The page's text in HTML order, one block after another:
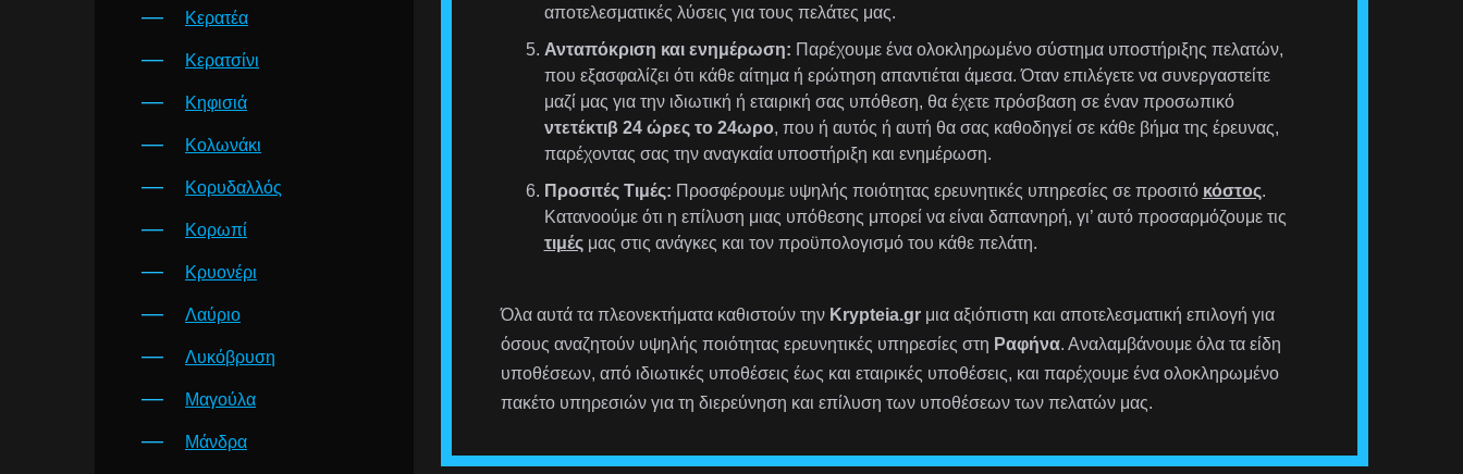
Κερατέα
Κερατσίνι
Κηφισιά
Κολωνάκι
Κορυδαλλός
Κορωπί
Κρυονέρι
Λαύριο
Λυκόβρυση
Μαγούλα
Μάνδρα
αποτελεσματικές λύσεις για τους πελάτες μας.
Ανταπόκριση και ενημέρωση: Παρέχουμε ένα ολοκληρωμένο σύστημα υποστήριξης πελατών,
που εξασφαλίζει ότι κάθε αίτημα ή ερώτηση απαντιέται άμεσα. Όταν επιλέγετε να συνεργαστείτε
μαζί μας για την ιδιωτική ή εταιρική σας υπόθεση, θα έχετε πρόσβαση σε έναν προσωπικό
ντετέκτιβ 24 ώρες το 24ωρο, που ή αυτός ή αυτή θα σας καθοδηγεί σε κάθε βήμα της έρευνας,
παρέχοντας σας την αναγκαία υποστήριξη και ενημέρωση.
Προσιτές Τιμές: Προσφέρουμε υψηλής ποιότητας ερευνητικές υπηρεσίες σε προσιτό κόστος.
Κατανοούμε ότι η επίλυση μιας υπόθεσης μπορεί να είναι δαπανηρή, γι’ αυτό προσαρμόζουμε τις
τιμέςμας στις ανάγκες και τον προϋπολογισμό του κάθε πελάτη.
Όλα αυτά τα πλεονεκτήματα καθιστούν την Krypteia.grμια αξιόπιστη και αποτελεσματική επιλογή για
όσους αναζητούν υψηλής ποιότητας ερευνητικές υπηρεσίες στη Ραφήνα. Αναλαμβάνουμε όλα τα είδη
υποθέσεων, από ιδιωτικές υποθέσεις έως και εταιρικές υποθέσεις, και παρέχουμε ένα ολοκληρωμένο
πακέτο υπηρεσιών για τη διερεύνηση και επίλυση των υποθέσεων των πελατών μας.